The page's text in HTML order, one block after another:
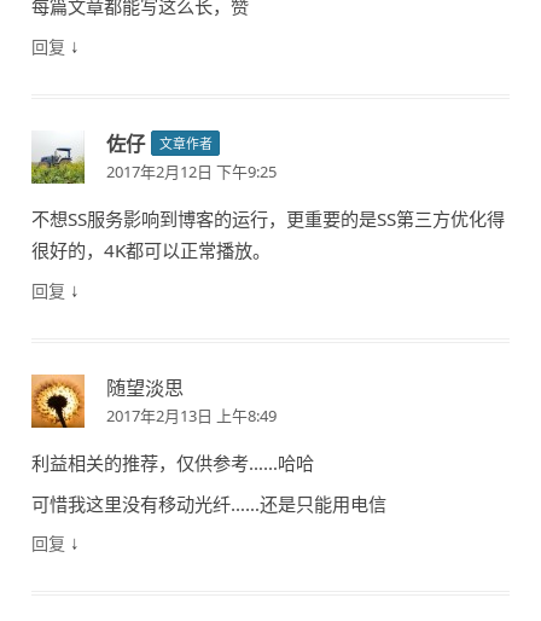
每篇文章都能写这么长，赞
回复 ↓
佐仔 文章作者
2017年2月12日 下午9:25
不想SS服务影响到博客的运行，更重要的是SS第三方优化得
很好的，4K都可以正常播放。
回复 ↓
随望淡思
2017年2月13日 上午8:49
利益相关的推荐，仅供参考……哈哈
可惜我这里没有移动光纤……还是只能用电信
回复 ↓